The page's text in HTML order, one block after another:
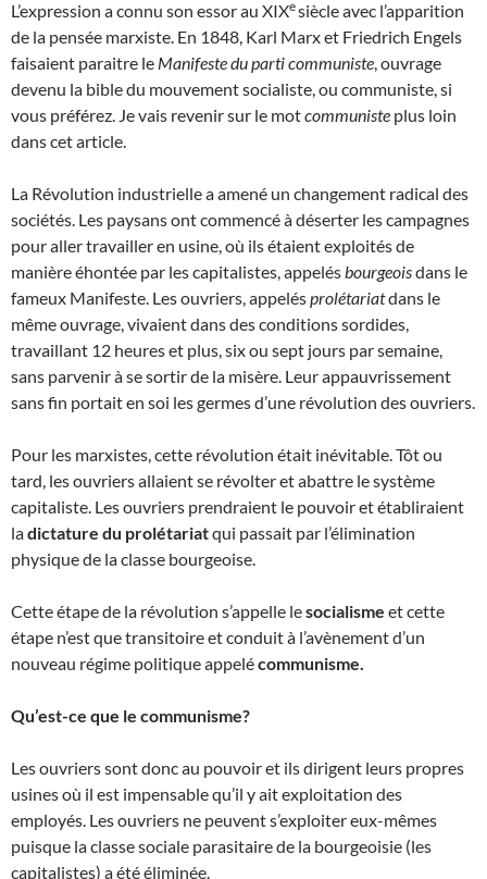
L’expression a connu son essor au XIXesiècle avec l’apparition
de la pensée marxiste. En 1848, Karl Marx et Friedrich Engels
faisaient paraitre le Manifeste du parti communiste , ouvrage
devenu la bible du mouvement socialiste, ou communiste, si
vous préférez. Je vais revenir sur le motcommuniste plus loin
dans cet article.
La Révolution industrielle a amené un changement radical des
sociétés. Les paysans ont commencé à déserter les campagnes
pour aller travailler en usine, où ils étaient exploités de
manière éhontée par les capitalistes, appelés bourgeoisdans le
fameux Manifeste. Les ouvriers, appelésprolétariatdans le
même ouvrage, vivaient dans des conditions sordides,
travaillant 12 heures et plus, six ou sept jours par semaine,
sans parvenir à se sortir de la misère. Leur appauvrissement
sans fin portait en soi les germes d’une révolution des ouvriers.
Pour les marxistes, cette révolution était inévitable. Tôt ou
tard, les ouvriers allaient se révolter et abattre le système
capitaliste. Les ouvriers prendraient le pouvoir et établiraient
ladictature du prolétariatqui passait par l’élimination
physique de la classe bourgeoise.
Cette étape de la révolution s’appelle lesocialisme et cette
étape n’est que transitoire et conduit à l’avènement d’un
nouveau régime politique appelécommunisme.
Qu’est-ce que le communisme?
Les ouvriers sont donc au pouvoir et ils dirigent leurs propres
usines où il est impensable qu’il y ait exploitation des
employés. Les ouvriers ne peuvent s’exploiter eux-mêmes
puisque la classe sociale parasitaire de la bourgeoisie (les
capitalistes) a été éliminée.